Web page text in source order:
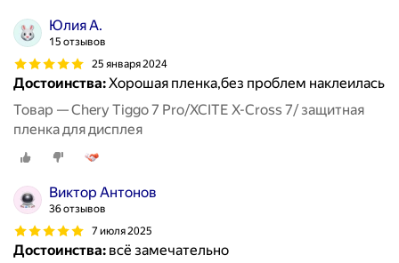
Юлия А.
15 отзывов
25 января 2024
Достоинства:Хорошая пленка,без проблем наклеилась
Товар — Chery Tiggo 7 Pro/XCITE X-Cross 7/ защитная
пленка для дисплея
Виктор Антонов
36 отзывов
7 июля 2025
Достоинства: всё замечательно